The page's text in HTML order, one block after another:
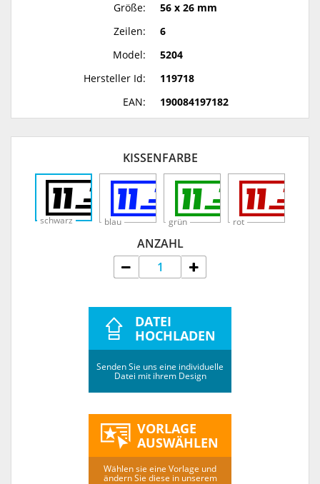
Größe:
56 x 26 mm
Zeilen:
6
Model:
5204
Hersteller Id:
119718
EAN:
190084197182
KISSENFARBE
schwarz blau grün rot
ANZAHL
DATEI
HOCHLADEN
Senden Sie uns eine individuelle
Datei mit ihrem Design
VORLAGE
AUSWÄHLEN
Wählen sie eine Vorlage und
ändern Sie diese in unserem